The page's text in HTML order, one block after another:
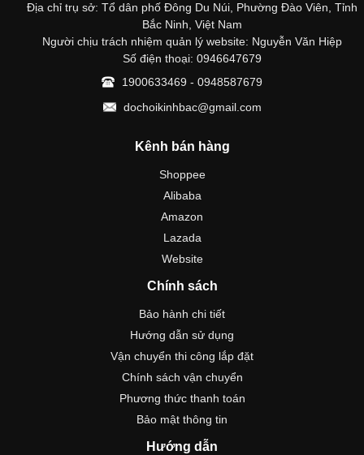
Địa chỉ trụ sở: Tổ dân phố Đông Du Núi, Phường Đào Viên, Tỉnh
Bắc Ninh, Việt Nam
Người chịu trách nhiệm quản lý website: Nguyễn Văn Hiệp
Số điện thoại: 0946647679
1900633469 - 0948587679
dochoikinhbac@gmail.com
Kênh bán hàng
Shoppee
Alibaba
Amazon
Lazada
Website
Chính sách
Bảo hành chi tiết
Hướng dẫn sử dụng
Vận chuyển thi công lắp đặt
Chính sách vận chuyển
Phương thức thanh toán
Bảo mật thông tin
Hướng dẫn